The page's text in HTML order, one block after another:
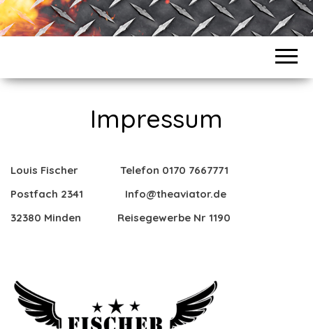
FISCHER
Impressum
Louis Fischer Telefon 0170 7667771
Postfach 2341 Info@theaviator.de
32380 Minden Reisegewerbe Nr 1190